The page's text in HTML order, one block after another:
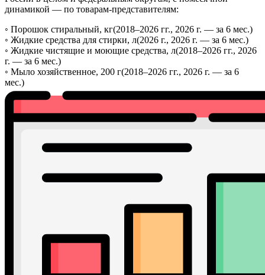
динамикой — по товарам-представителям:
◦ Порошок стиральный, кг(2018–2026 гг., 2026 г. — за 6 мес.)
◦ Жидкие средства для стирки, л(2026 г., 2026 г. — за 6 мес.)
◦ Жидкие чистящие и моющие средства, л(2018–2026 гг., 2026
г. — за 6 мес.)
◦ Мыло хозяйственное, 200 г(2018–2026 гг., 2026 г. — за 6
мес.)